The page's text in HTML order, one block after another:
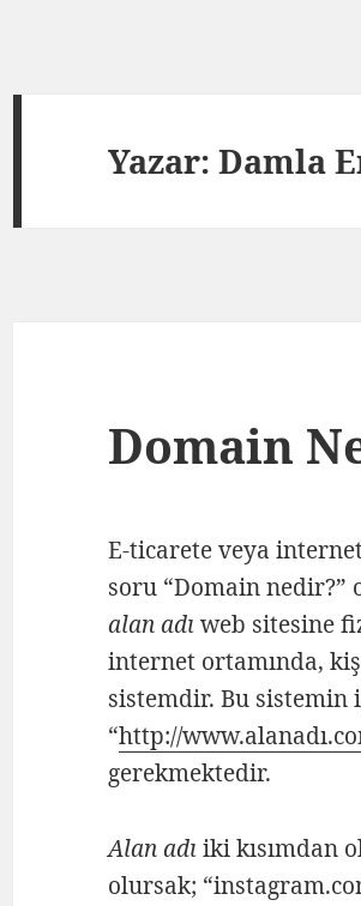
Yazar:Damla
Domain
E-ticarete veya
soru “Domain nedir?”
alan adıweb sitesine
internet ortamında,
sistemdir. Bu sistemin
“http://
gerekmektedir.
Alan adıiki kısımdan
olursak;